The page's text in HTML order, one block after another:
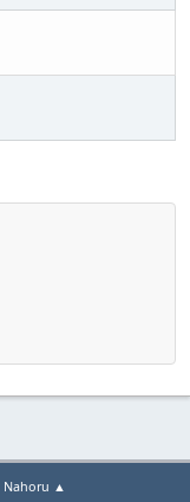
Nahoru ▲